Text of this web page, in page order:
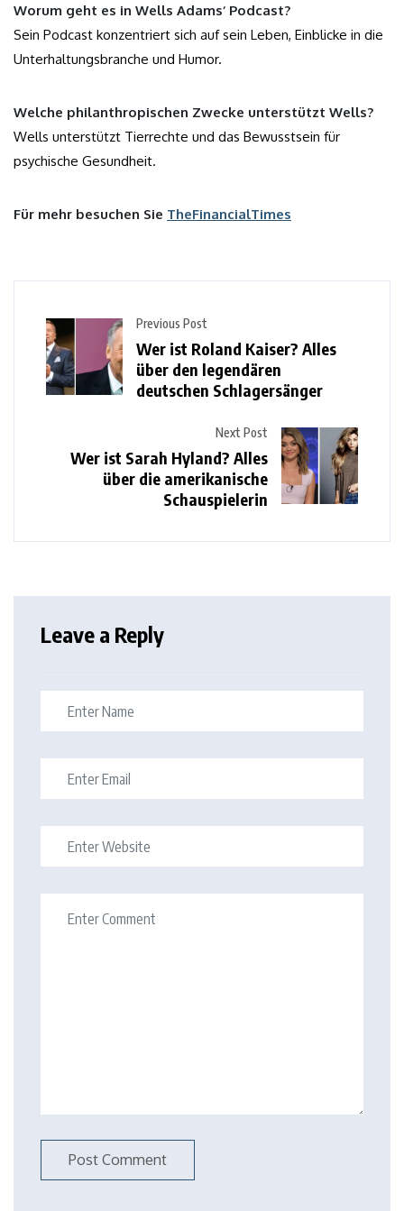
Worum geht es in Wells Adams‘ Podcast?
Sein Podcast konzentriert sich auf sein Leben, Einblicke in die
Unterhaltungsbranche und Humor.
Welche philanthropischen Zwecke unterstützt Wells?
Wells unterstützt Tierrechte und das Bewusstsein für
psychische Gesundheit.
Für mehr besuchen Sie TheFinancialTimes
Previous Post
Wer ist Roland Kaiser? Alles
über den legendären
deutschen Schlagersänger
Next Post
Wer ist Sarah Hyland? Alles
über die amerikanische
Schauspielerin
Leave a Reply